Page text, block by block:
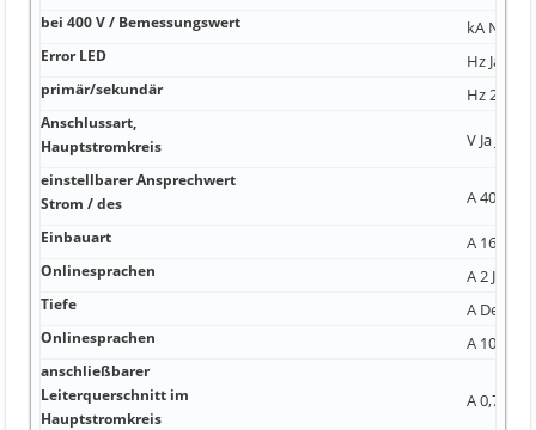
bei 400 V / Bemessungswert kA Nein
Error LED Hz Ja
primär/sekundär Hz 28 ms
Anschlussart,
Hauptstromkreis
V Ja Ja
einstellbarer Ansprechwert
Strom / des
A 40 mA
Einbauart A 16 mm
Onlinesprachen A 2 Ja
Tiefe A Decke
Onlinesprachen A 100 A
anschließbarer
Leiterquerschnitt im
Hauptstromkreis
A 0,75